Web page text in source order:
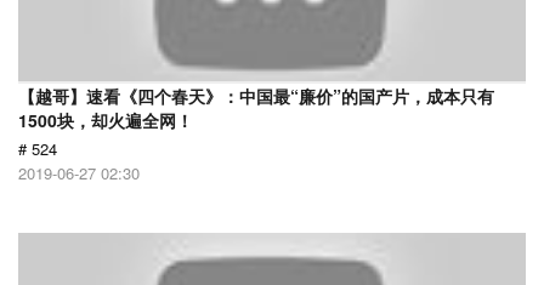
【越哥】速看《四个春天》：中国最“廉价”的国产片，成本只有
1500块，却火遍全网！
# 524
2019-06-27 02:30